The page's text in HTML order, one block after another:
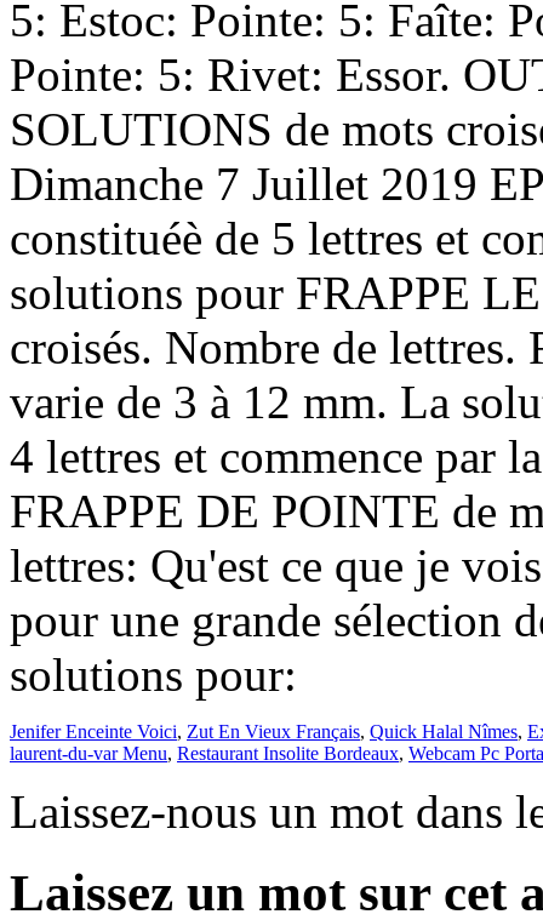
Jenifer Enceinte Voici, Zut En Vieux Français, Quick Halal Nîmes,
laurent-du-var Menu, Restaurant Insolite Bordeaux, Webcam Pc
Laissez-nous un mot dans
Laissez un mot sur cet